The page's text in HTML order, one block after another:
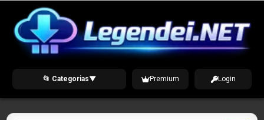
content
📂 Categorias▼ Premium Login